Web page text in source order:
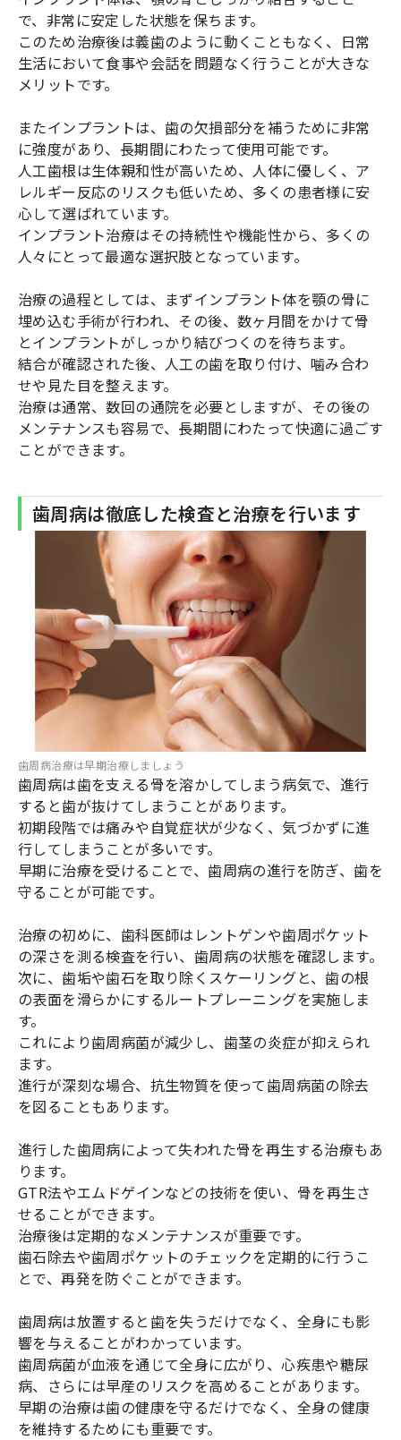
で、非常に安定した状態を保ちます。
このため治療後は義歯のように動くこともなく、日常
生活において食事や会話を問題なく行うことが大きな
メリットです。
またインプラントは、歯の欠損部分を補うために非常
に強度があり、長期間にわたって使用可能です。
人工歯根は生体親和性が高いため、人体に優しく、ア
レルギー反応のリスクも低いため、多くの患者様に安
心して選ばれています。
インプラント治療はその持続性や機能性から、多くの
人々にとって最適な選択肢となっています。
治療の過程としては、まずインプラント体を顎の骨に
埋め込む手術が行われ、その後、数ヶ月間をかけて骨
とインプラントがしっかり結びつくのを待ちます。
結合が確認された後、人工の歯を取り付け、噛み合わ
せや見た目を整えます。
治療は通常、数回の通院を必要としますが、その後の
メンテナンスも容易で、長期間にわたって快適に過ごす
ことができます。
歯周病は徹底した検査と治療を行います
歯周病治療は早期治療しましょう
歯周病は歯を支える骨を溶かしてしまう病気で、進行
すると歯が抜けてしまうことがあります。
初期段階では痛みや自覚症状が少なく、気づかずに進
行してしまうことが多いです。
早期に治療を受けることで、歯周病の進行を防ぎ、歯を
守ることが可能です。
治療の初めに、歯科医師はレントゲンや歯周ポケット
の深さを測る検査を行い、歯周病の状態を確認します。
次に、歯垢や歯石を取り除くスケーリングと、歯の根
の表面を滑らかにするルートプレーニングを実施しま
す。
これにより歯周病菌が減少し、歯茎の炎症が抑えられ
ます。
進行が深刻な場合、抗生物質を使って歯周病菌の除去
を図ることもあります。
進行した歯周病によって失われた骨を再生する治療もあ
ります。
GTR法やエムドゲインなどの技術を使い、骨を再生さ
せることができます。
治療後は定期的なメンテナンスが重要です。
歯石除去や歯周ポケットのチェックを定期的に行うこ
とで、再発を防ぐことができます。
歯周病は放置すると歯を失うだけでなく、全身にも影
響を与えることがわかっています。
歯周病菌が血液を通じて全身に広がり、心疾患や糖尿
病、さらには早産のリスクを高めることがあります。
早期の治療は歯の健康を守るだけでなく、全身の健康
を維持するためにも重要です。